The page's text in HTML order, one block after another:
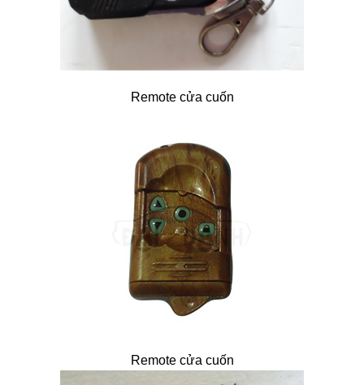
Remote cửa cuốn
Remote cửa cuốn